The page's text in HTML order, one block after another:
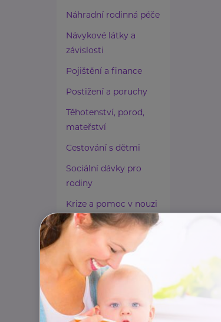
Náhradní rodinná péče
Návykové látky a
závislosti
Pojištění a finance
Postižení a poruchy
Těhotenství, porod,
mateřství
Cestování s dětmi
Sociální dávky pro
rodiny
Krize a pomoc v nouzi
Paliativní péče
Rady a tipy
Harmonie duše a těla
Zaměstnávání osob ze
zdravotním
postižením